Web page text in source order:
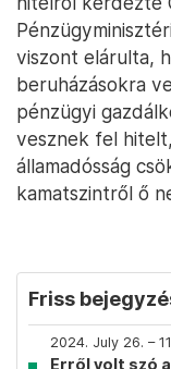
viszont elárulta,
beruházásokra
pénzügyi
vesznek fel
államadósság
kamatszintről ő
Friss
2024. July 26. –
Erről volt szó